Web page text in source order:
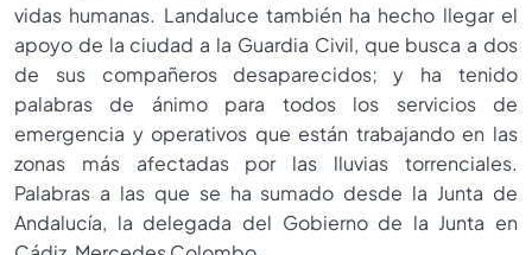
vidas humanas. Landaluce también ha hecho llegar el
apoyo de la ciudad a la Guardia Civil, que busca a dos
de sus compañeros desaparecidos; y ha tenido
palabras de ánimo para todos los servicios de
emergencia y operativos que están trabajando en las
zonas más afectadas por las lluvias torrenciales.
Palabras a las que se ha sumado desde la Junta de
Andalucía, la delegada del Gobierno de la Junta en